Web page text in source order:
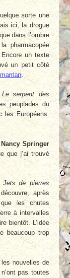
sorte une
ici, la drogue
dans l’ombre
pharmacopée
Encore un texte
un petit côté
.
Le serpent des
peuplades du
les Européens.
,Nancy Springer
que j’ai trouvé
Jets de pierres
après
les chutes
à intervalles
bientôt. L’idée
beaucoup trop
nouvelles de
pas toutes